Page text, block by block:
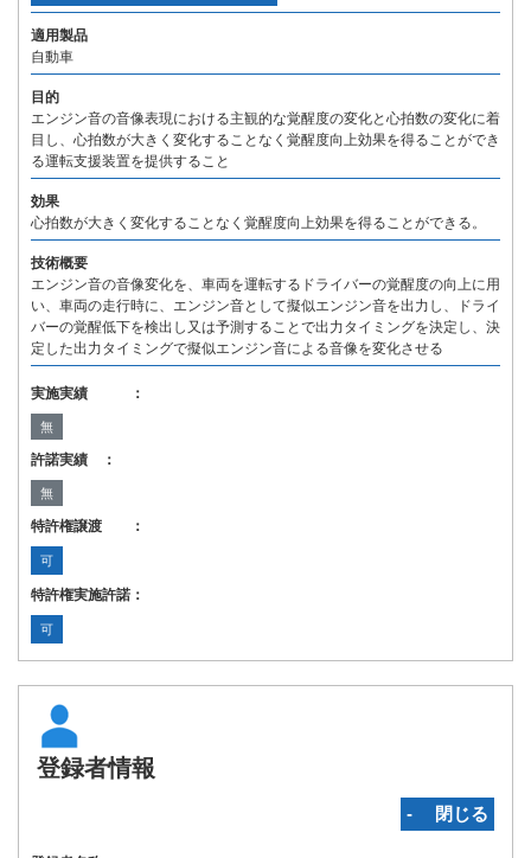
適用製品
自動車
目的
エンジン音の音像表現における主観的な覚醒度の変化と心拍数の変化に着
目し、心拍数が大きく変化することなく覚醒度向上効果を得ることができ
る運転支援装置を提供すること
効果
心拍数が大きく変化することなく覚醒度向上効果を得ることができる。
技術概要
エンジン音の音像変化を、車両を運転するドライバーの覚醒度の向上に用
い、車両の走行時に、エンジン音として擬似エンジン音を出力し、ドライ
バーの覚醒低下を検出し又は予測することで出力タイミングを決定し、決
定した出力タイミングで擬似エンジン音による音像を変化させる
実施実績 ：
無
許諾実績 ：
無
特許権譲渡 ：
可
特許権実施許諾：
可
登録者情報
‐ 閉じる